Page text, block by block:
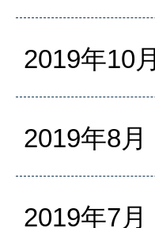
2019年10月
2019年8月
2019年7月